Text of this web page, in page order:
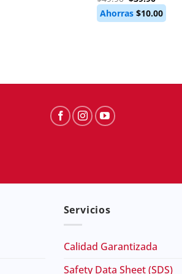
price
was:
$49.90.
price
is:
$39.90.
Ahorras $10.00
Servicios
Calidad Garantizada
Safety Data Sheet (SDS)